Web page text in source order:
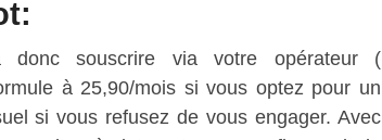
donc souscrire via votre opérateur (
à 25,90/mois si vous optez pour un
si vous refusez de vous engager. Avec